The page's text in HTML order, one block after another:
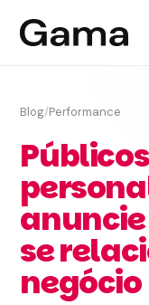
Blog/Performance
Públicos
se
negócio